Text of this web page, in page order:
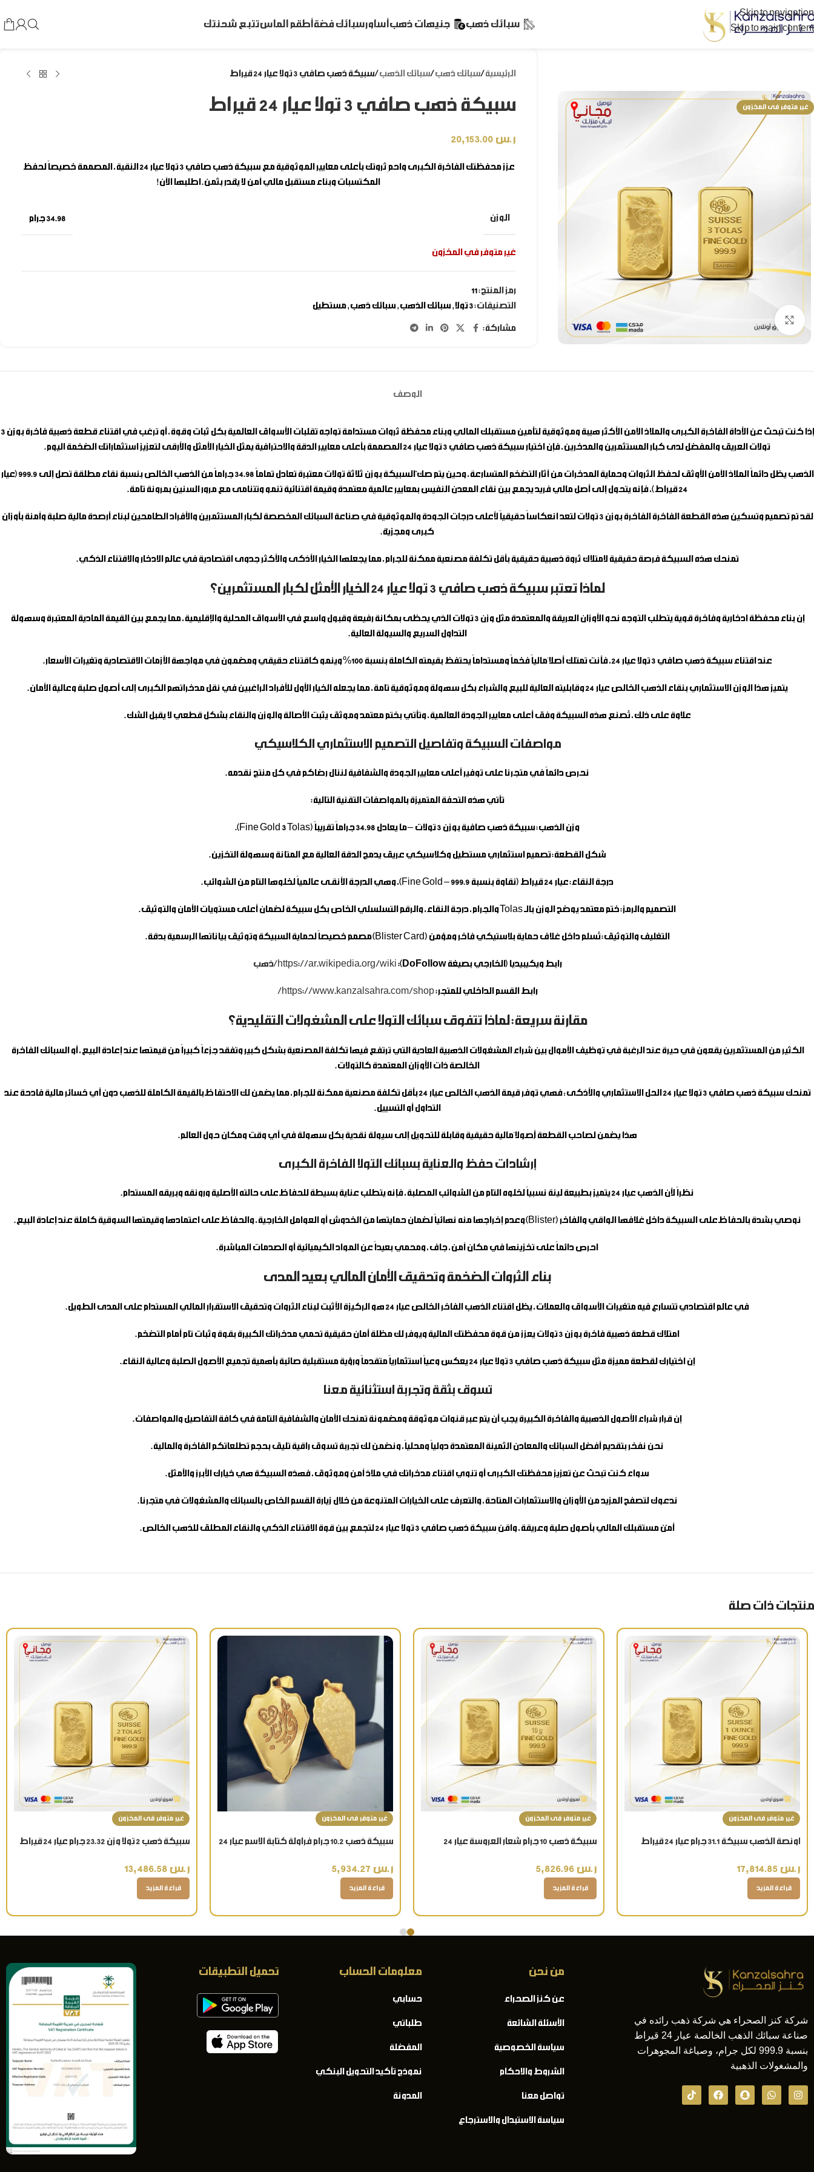
Skip to navigation
Skip to main content
سبائك ذهب جنيهات ذهب أساورسبائك فضة أطقم الماستتبع شحنتك
غير متوفر فى المخزون
الرئيسية /سبائك ذهب /سبائك الذهب /سبيكة ذهب صافي 3 تولا عيار 24 قيراط
سبيكة ذهب صافي 3 تولا عيار 24 قيراط
ر.س
عزز محفظتك الفاخرة الكبرى واحمِ ثروتك بأعلى معايير الموثوقية مع سبيكة ذهب صافي 3 تولا عيار 24
النقية، المصممة خصيصاً لحفظ
المكتسبات وبناء مستقبل مالي آمن لا يُقدر بثمن. اطلبها الآن!
الوزن 34.98 جرام
غير متوفر في المخزون
رمز المنتج:11
التصنيفات:3 تولا , سبائك الذهب , سبائك ذهب , مستطيل
مشاركة:
الوصف
إذا كنت تبحث عن الأداة الفاخرة الكبرى والملاذ الآمن الأكثر هيبة وموثوقية لتأمين مستقبلك المالي وبناء محفظة ثروات مستدامة تواجه تقلبات الأسواق العالمية بكل ثبات وقوة، أو ترغب في اقتناء قطعة ذهبية فاخرة بوزن 3
تولات العريق والمفضل لدى كبار المستثمرين والمدخرين، فإن اختيار سبيكة ذهب صافي 3 تولا عيار 24 المصممة بأعلى معايير الدقة والاحترافية يمثل الخيار الأمثل والأرقى لتعزيز استثماراتك الضخمة اليوم.
الذهب يظل دائماً الملاذ الآمن الأوثق لحفظ الثروات وحماية المدخرات من آثار التضخم المتسارعة، وحين يتم صكّ السبيكة بوزن ثلاثة تولات معتبرة تعادل تماماً 34.98 جراماً من الذهب الخالص بنسبة نقاء مطلقة تصل إلى 999.9 (عيار
24 قيراط)، فإنه يتحول إلى أصل مالي فريد يجمع بين نقاء المعدن النفيس بمعايير عالمية معتمدة وقيمة اقتنائية تنمو وتتنامى مع مرور السنين بمرونة تامة.
لقد تم تصميم وتسكين هذه القطعة الفاخرة الفاخرة بوزن 3 تولات لتعد انعكاساً حقيقياً لأعلى درجات الجودة والموثوقية في صناعة السبائك المخصصة لكبار المستثمرين والأفراد الطامحين لبناء أرصدة مالية صلبة وآمنة بأوزان
كبرى ومجزيّة.
تمنحك هذه السبيكة فرصة حقيقية لامتلاك ثروة ذهبية حقيقية بأقل تكلفة مصنعية ممكنة للجرام، مما يجعلها الخيار الأذكى والأكثر جدوى اقتصادية في عالم الادخار والاقتناء الذكي.
لماذا تعتبر سبيكة ذهب صافي 3 تولا عيار 24 الخيار الأمثل لكبار المستثمرين؟
إن بناء محفظة ادخارية وفاخرة قوية يتطلب التوجه نحو الأوزان العريقة والمعتمدة مثل وزن 3 تولات الذي يحظى بمكانة رفيعة وقبول واسع في الأسواق المحلية والإقليمية، مما يجمع بين القيمة المادية المعتبرة وسهولة
التداول السريع والسيولة العالية.
عند اقتناءسبيكة ذهب صافي 3 تولا عيار 24 ، فأنت تمتلك أصلاً مالياً فخماً ومستداماً يحتفظ بقيمته الكاملة بنسبة 100% وينمو كاقتناء حقيقي ومضمون في مواجهة الأزمات الاقتصادية وتغيرات الأسعار.
يتميز هذا الوزن الاستثماري بنقاء الذهب الخالص عيار 24 وقابليته العالية للبيع والشراء بكل سهولة وموثوقية تامة، مما يجعله الخيار الأول للأفراد الراغبين في نقل مدخراتهم الكبرى إلى أصول صلبة وعالية الأمان.
علاوة على ذلك، تُصنع هذه السبيكة وفق أعلى معايير الجودة العالمية، وتأتي بختم معتمد وموثق يثبت الأصالة والوزن والنقاء بشكل قطعي لا يقبل الشك.
مواصفات السبيكة وتفاصيل التصميم الاستثماري الكلاسيكي
نحرص دائماً في متجرنا على توفير أعلى معايير الجودة والشفافية لننال رضاكم في كل منتج نقدمه.
تأتي هذه التحفة المتميزة بالمواصفات التقنية التالية:
وزن الذهب:سبيكة ذهب صافية بوزن 3 تولات – ما يعادل 34.98 جراماً تقريباً (Fine Gold 3 Tolas).
شكل القطعة:تصميم استثماري مستطيل وكلاسيكي عريق يدمج الدقة العالية مع المتانة وسهولة التخزين.
درجة النقاء:عيار 24 قيراط (نقاوة بنسبة 999.9 – Fine Gold)، وهي الدرجة الأنقـى عالمياً لخلوها التام من الشوائب.
التصميم والرمز:ختم معتمد يوضح الوزن بالـ Tolas والجرام، درجة النقاء، والرقم التسلسلي الخاص بكل سبيكة لضمان أعلى مستويات الأمان والتوثيق.
التغليف والتوثيق:تُسلم داخل غلاف حماية بلاستيكي فاخر ومؤمن (Blister Card) مصمم خصيصاً لحماية السبيكة وتوثيق بياناتها الرسمية بدقة.
رابط ويكيبيديا (الخارجي بصيغة DoFollow): https://ar.wikipedia.org/wiki/ذهب
رابط القسم الداخلي للمتجر:https://www.kanzalsahra.com/shop/
مقارنة سريعة: لماذا تتفوق سبائك التولا على المشغولات التقليدية؟
الكثير من المستثمرين يقعون في حيرة عند الرغبة في توظيف الأموال بين شراء المشغولات الذهبية العادية التي ترتفع فيها تكلفة المصنعية بشكل كبير وتفقد جزءاً كبيراً من قيمتها عند إعادة البيع، أو السبائك الفاخرة
الخالصة ذات الأوزان المعتمدة كالتولات.
تمنحك سبيكة ذهب صافي 3 تولا عيار 24
الحل الاستثماري والأذكى؛ فهي توفر قيمة الذهب الخالص عيار 24 بأقل تكلفة مصنعية ممكنة للجرام، مما يضمن لك الاحتفاظ بالقيمة الكاملة للذهب دون أي خسائر مالية فادحة عند
التداول أو التسييل.
هذا يضمن لصاحب القطعة أُصولاً مالية حقيقية وقابلة للتحويل إلى سيولة نقدية بكل سهولة في أي وقت ومكان حول العالم.
إرشادات حفظ والعناية بسبائك التولا الفاخرة الكبرى
نظراً لأن الذهب عيار 24 يتميز بطبيعة لينة نسبياً لخلوه التام من الشوائب المصلبة، فإنه يتطلب عناية بسيطة للحفاظ على حالته الأصلية ورونقه وبريقه المستدام.
نوصي بشدة بالحفاظ على السبيكة داخل غلافها الواقي والفاخر (Blister) وعدم إخراجها منه نهائياً لضمان حمايتها من الخدوش أو العوامل الخارجية، والحفاظ على اعتمادها وقيمتها السوقية كاملة عند إعادة البيع.
احرص دائماً على تخزينها في مكان آمن، جاف، ومحمي بعيداً عن المواد الكيميائية أو الصدمات المباشرة.
بناء الثروات الضخمة وتحقيق الأمان المالي بعيد المدى
في عالم اقتصادي تتسارع فيه متغيرات الأسواق والعملات، يظل اقتناء الذهب الفاخر الخالص عيار 24 هو الركيزة الأثبت لبناء الثروات وتحقيق الاستقرار المالي المستدام على المدى الطويل.
امتلاك قطعة ذهبية فاخرة بوزن 3 تولات يعزز من قوة محفظتك المالية ويوفر لك مظلة أمان حقيقية تحمي مدخراتك الكبيرة بقوة وثبات تام أمام التضخم.
إن اختيارك لقطعة مميزة مثلسبيكة ذهب صافي 3 تولا عيار 24 يعكس وعياً استثمارياً متقدماً ورؤية مستقبلية صائبة بأهمية تجميع الأصول الصلبة وعالية النقاء.
تسوق بثقة وتجربة استثنائية معنا
إن قرار شراء الأصول الذهبية والفاخرة الكبيرة يجب أن يتم عبر قنوات موثوقة ومضمونة تمنحك الأمان والشفافية التامة في كافة التفاصيل والمواصفات.
نحن نفخر بتقديم أفضل السبائك والمعادن الثمينة المعتمدة دولياً ومحلياً، ونضمن لك تجربة تسوق راقية تليق بحجم تطلعاتكم الفاخرة والمالية.
سواء كنت تبحث عن تعزيز محفظتك الكبرى أو تنوي اقتناء مدخراتك في ملاذ آمن وموثوق، فهذه السبيكة هي خيارك الأبرز والأمثل.
ندعوك لتصفح المزيد من الأوزان والاستثمارات المتاحة، والتعرف على الخيارات المتنوعة من خلال زيارة القسم الخاص بالسبائك والمشغولات في متجرنا.
أمّن مستقبلك المالي بأصول صلبة وعريقة، واقنِ سبيكة ذهب صافي 3 تولا عيار 24 لتجمع بين قوة الاقتناء الذكي والنقاء المطلق للذهب الخالص.
منتجات ذات صلة
غير متوفر فى المخزون
اونصة الذهب سبيكة 31.1 جرام عيار 24 قيراط
ر.س
قراءة المزيد
غير متوفر فى المخزون
سبيكة ذهب 10 جرام شعار العروسة عيار 24
ر.س
قراءة المزيد
غير متوفر فى المخزون
سبيكة ذهب 10.2 جرام فراولة كتابة الاسم عيار 24
ر.س
قراءة المزيد
غير متوفر فى المخزون
سبيكة ذهب 2 تولا وزن 23.32 جرام عيار 24 قيراط
ر.س
قراءة المزيد
شركة كنز الصحراء هي شركة ذهب رائده في
صناعة سبائك الذهب الخالصة عيار 24 قيراط
بنسبة 999.9 لكل جرام، وصياغة المجوهرات
والمشغولات الذهبية
من نحن
عن كنز الصحراء
الأسئلة الشائعة
سياسة الخصوصية
الشروط والاحكام
تواصل معنا
سياسة الاستبدال والاسترجاع
معلومات الحساب
حسابي
طلباتي
المفضلة
نموذج تأكيد التحويل البنكي
المدونة
تحميل التطبيقات